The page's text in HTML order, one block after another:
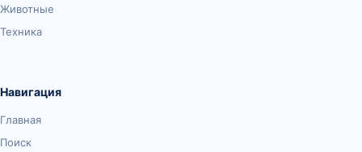
Животные
Техника
Навигация
Главная
Поиск